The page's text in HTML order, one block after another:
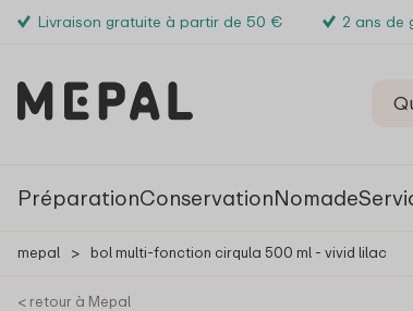
Livraison gratuite à partir de 50 € 2 ans de
PréparationConservationNomade
mepal > bol multi-fonction cirqula 500 ml - vivid lilac
< retour à Mepal